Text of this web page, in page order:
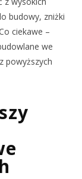
budowy, zniżki
ciekawe –
we
powyższych